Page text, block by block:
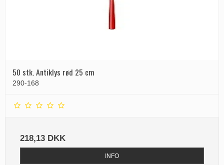
50 stk. Antiklys rød 25 cm
290-168
218,13 DKK
INFO